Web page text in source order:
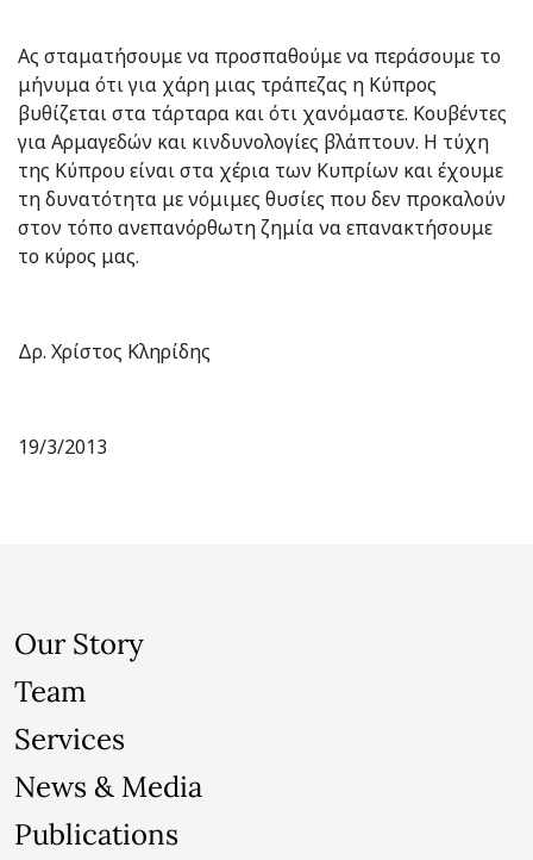
Ας σταματήσουμε να προσπαθούμε να περάσουμε το
μήνυμα ότι για χάρη μιας τράπεζας η Κύπρος
βυθίζεται στα τάρταρα και ότι χανόμαστε. Κουβέντες
για Αρμαγεδών και κινδυνολογίες βλάπτουν. Η τύχη
της Κύπρου είναι στα χέρια των Κυπρίων και έχουμε
τη δυνατότητα με νόμιμες θυσίες που δεν προκαλούν
στον τόπο ανεπανόρθωτη ζημία να επανακτήσουμε
το κύρος μας.
Δρ. Χρίστος Κληρίδης
19/3/2013
Our Story
Team
Services
News & Media
Publications